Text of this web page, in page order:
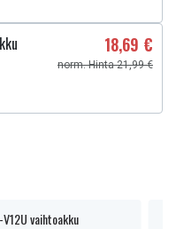
18,69 €
norm. Hinta 21,99 €
vaihtoakku